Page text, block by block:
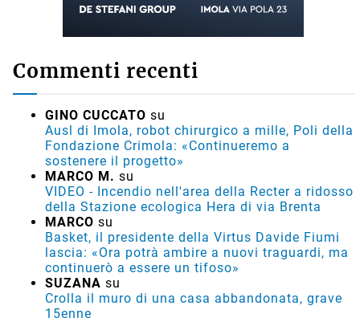
Commenti recenti
GINO CUCCATO su
Ausl di Imola, robot chirurgico a mille, Poli della
Fondazione Crimola: «Continueremo a
sostenere il progetto»
MARCO M. su
VIDEO - Incendio nell'area della Recter a ridosso
della Stazione ecologica Hera di via Brenta
MARCO su
Basket, il presidente della Virtus Davide Fiumi
lascia: «Ora potrà ambire a nuovi traguardi, ma
continuerò a essere un tifoso»
SUZANA su
Crolla il muro di una casa abbandonata, grave
15enne